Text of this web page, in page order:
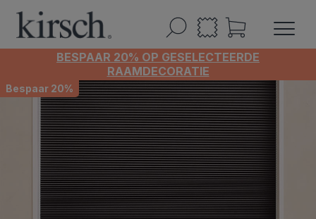
BESPAAR 20% OP GESELECTEERDE
RAAMDECORATIE
Bespaar 20%